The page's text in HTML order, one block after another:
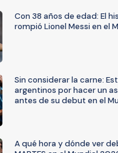
Con 38 años de edad: El
rompió Lionel Messi en el
Sin considerar la carne:
argentinos por hacer un
antes de su debut en el
A qué hora y dónde ver